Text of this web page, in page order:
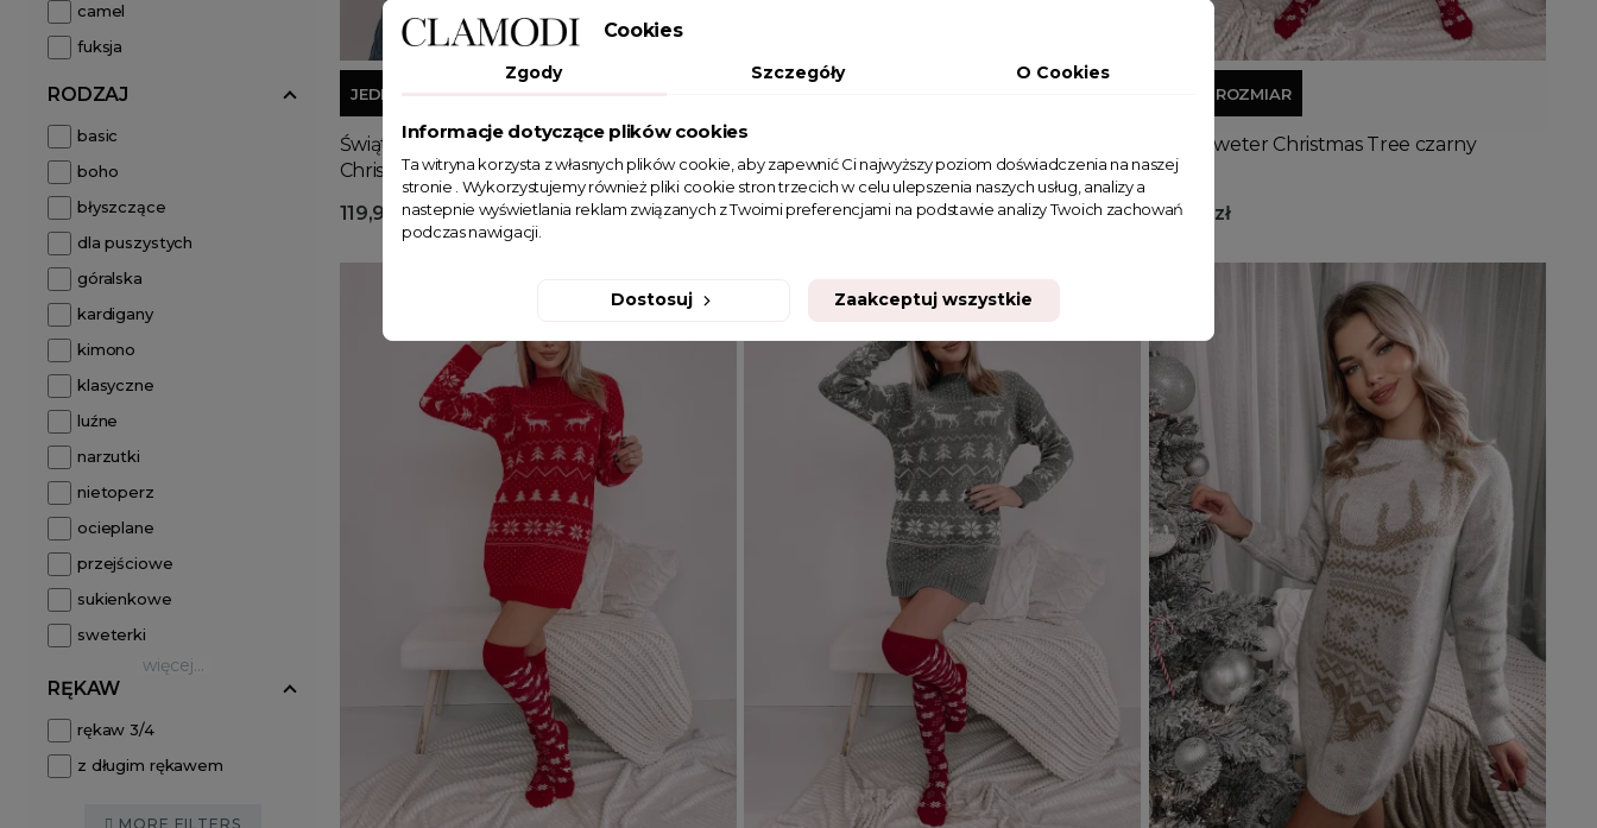
camel
fuksja
RODZAJ
basic
boho
błyszczące
dla puszystych
góralska
kardigany
kimono
klasyczne
luźne
narzutki
nietoperz
ocieplane
przejściowe
sukienkowe
sweterki
więcej...
RĘKAW
rękaw 3/4
z długim rękawem
MORE FILTERS
JEDEN ROZMIAR
Świąteczny sweter z golfem Merry
Christmas ecru
119,99 zł
Dodaj do koszyka
Długi Sweter Christmas Tree biały
129,99 zł
JEDEN ROZMIAR
Długi Sweter Christmas Tree czarny
129,99 zł
Dodaj do koszyka Dodaj do koszyka
Cookies
Zgody Szczegóły O Cookies
Informacje dotyczące plików cookies
Ta witryna korzysta z własnych plików cookie, aby zapewnić Ci najwyższy poziom doświadczenia na naszej
stronie . Wykorzystujemy również pliki cookie stron trzecich w celu ulepszenia naszych usług, analizy a
nastepnie wyświetlania reklam związanych z Twoimi preferencjami na podstawie analizy Twoich zachowań
podczas nawigacji.
Dostosuj Zaakceptuj wszystkie